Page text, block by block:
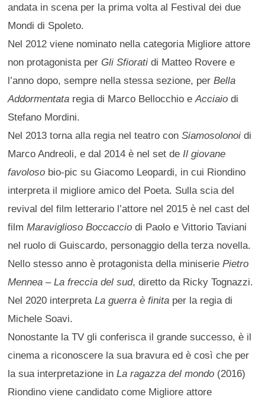
andata in scena per la prima volta al Festival dei due
Mondi di Spoleto.
Nel 2012 viene nominato nella categoria Migliore attore
non protagonista per Gli Sfiorati di Matteo Rovere e
l’anno dopo, sempre nella stessa sezione, perBella
Addormentata regia di Marco Bellocchio eAcciaio di
Stefano Mordini.
Nel 2013 torna alla regia nel teatro conSiamosolonoidi
Marco Andreoli, e dal 2014 è nel set de Il giovane
favoloso bio-pic su Giacomo Leopardi, in cui Riondino
interpreta il migliore amico del Poeta. Sulla scia del
revival del film letterario l’attore nel 2015 è nel cast del
filmMaraviglioso Boccaccio di Paolo e Vittorio Taviani
nel ruolo di Guiscardo, personaggio della terza novella.
Nello stesso anno è protagonista della miniseriePietro
Mennea – La freccia del sud, diretto da Ricky Tognazzi.
Nel 2020 interpretaLa guerra è finita per la regia di
Michele Soavi.
Nonostante la TV gli conferisca il grande successo, è il
cinema a riconoscere la sua bravura ed è così che per
la sua interpretazione inLa ragazza del mondo (2016)
Riondino viene candidato come Migliore attore